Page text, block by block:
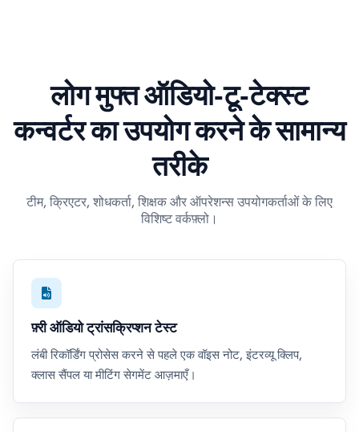
लोग मुफ्त ऑडियो‑टू‑टेक्स्ट
कन्वर्टर का उपयोग करने के सामान्य
तरीके
टीम, क्रिएटर, शोधकर्ता, शिक्षक और ऑपरेशन्स उपयोगकर्ताओं के लिए
विशिष्ट वर्कफ़्लो।
फ़्री ऑडियो ट्रांसक्रिप्शन टेस्ट
लंबी रिकॉर्डिंग प्रोसेस करने से पहले एक वॉइस नोट, इंटरव्यू क्लिप,
क्लास सैंपल या मीटिंग सेगमेंट आज़माएँ।